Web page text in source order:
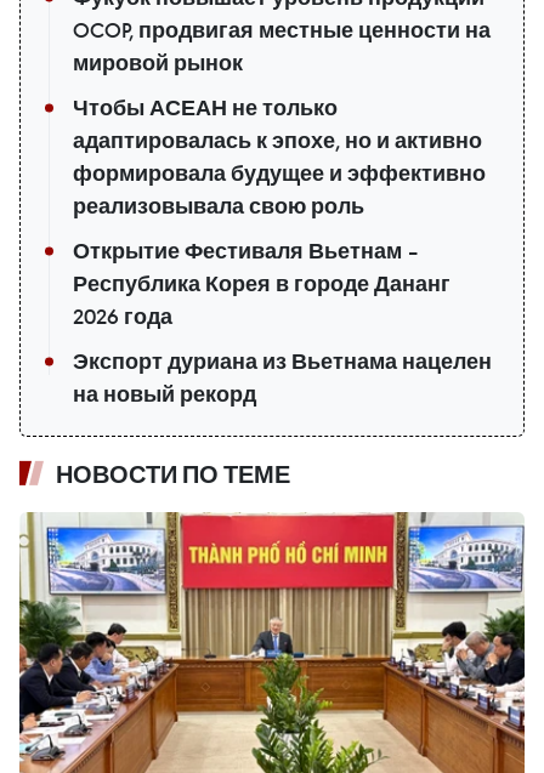
OCOP, продвигая местные ценности на
мировой рынок
Чтобы АСЕАН не только
адаптировалась к эпохе, но и активно
формировала будущее и эффективно
реализовывала свою роль
Открытие Фестиваля Вьетнам –
Республика Корея в городе Дананг
2026 года
Экспорт дуриана из Вьетнама нацелен
на новый рекорд
НОВОСТИ ПО ТЕМЕ